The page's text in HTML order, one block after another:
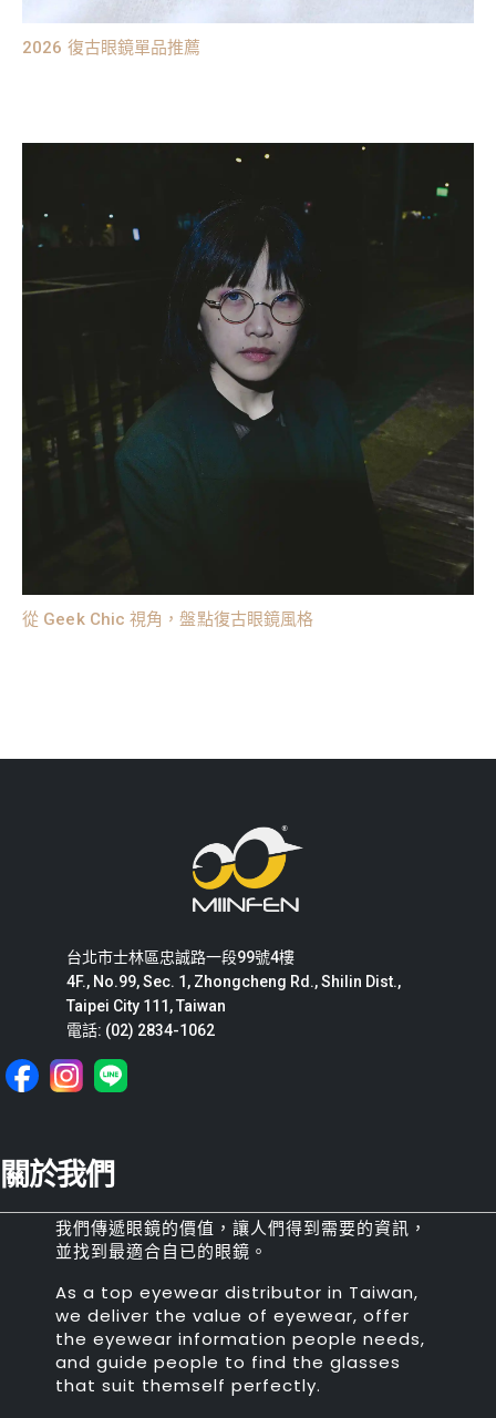
2026 復古眼鏡單品推薦
從 Geek Chic 視角，盤點復古眼鏡風格
台北市士林區忠誠路一段99號4樓
4F., No.99, Sec. 1, Zhongcheng Rd., Shilin Dist.,
Taipei City 111, Taiwan
電話: (02) 2834-1062
關於我們
我們傳遞眼鏡的價值，讓人們得到需要的資訊，
並找到最適合自已的眼鏡。
As a top eyewear distributor in Taiwan,
we deliver the value of eyewear, offer
the eyewear information people needs,
and guide people to find the glasses
that suit themself perfectly.